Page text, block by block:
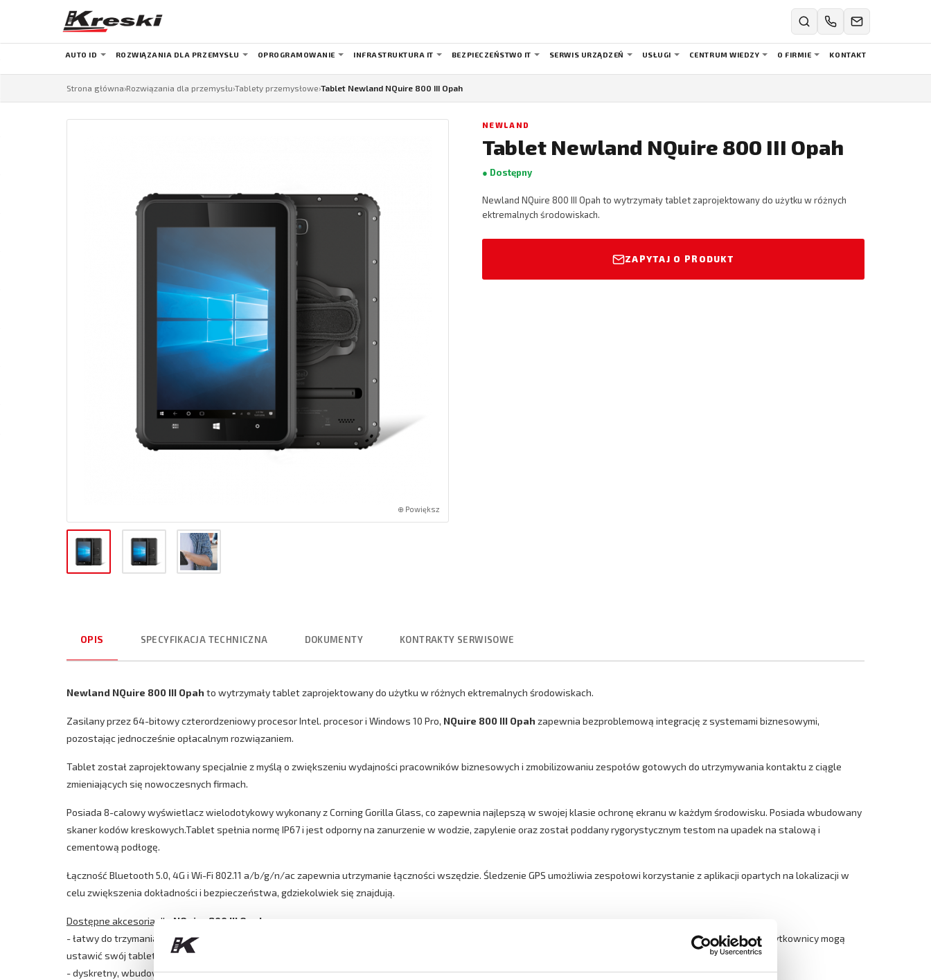
AUTO ID ROZWIĄZANIA DLA PRZEMYSŁU OPROGRAMOWANIE INFRASTRUKTURA IT BEZPIECZEŃSTWO IT SERWIS URZĄDZEŃ USŁUGI CENTRUM WIEDZY O FIRMIE KONTAKT
Strona główna›Rozwiązania dla przemysłu›Tablety przemysłowe›Tablet Newland NQuire 800 III Opah
⊕ Powiększ
NEWLAND
Tablet Newland NQuire 800 III Opah
● Dostępny
Newland NQuire 800 III Opah to wytrzymały tablet zaprojektowany do użytku w różnych
ektremalnych środowiskach.
ZAPYTAJ O PRODUKT
OPIS SPECYFIKACJA TECHNICZNA DOKUMENTY KONTRAKTY SERWISOWE
Newland NQuire 800 III Opah to wytrzymały tablet zaprojektowany do użytku w różnych ektremalnych środowiskach.
Zasilany przez 64-bitowy czterordzeniowy procesor Intel. procesor i Windows 10 Pro, NQuire 800 III Opah zapewnia bezproblemową integrację z systemami biznesowymi,
pozostając jednocześnie opłacalnym rozwiązaniem.
Tablet został zaprojektowany specjalnie z myślą o zwiększeniu wydajności pracowników biznesowych i zmobilizowaniu zespołów gotowych do utrzymywania kontaktu z ciągle
zmieniających się nowoczesnych firmach.
Posiada 8-calowy wyświetlacz wielodotykowy wykonany z Corning Gorilla Glass, co zapewnia najlepszą w swojej klasie ochronę ekranu w każdym środowisku. Posiada wbudowany
skaner kodów kreskowych.Tablet spełnia normę IP67 i jest odporny na zanurzenie w wodzie, zapylenie oraz został poddany rygorystycznym testom na upadek na stalową i
cementową podłogę.
Łączność Bluetooth 5.0, 4G i Wi-Fi 802.11 a/b/g/n/ac zapewnia utrzymanie łączności wszędzie. Śledzenie GPS umożliwia zespołowi korzystanie z aplikacji opartych na lokalizacji w
celu zwiększenia dokładności i bezpieczeństwa, gdziekolwiek się znajdują.
Dostępne akcesoria dla NQuire 800 III Opah
- łatwy do trzymania pasek na rękę ma całkowicie zdejmowaną tylną płytkę, która bezpiecznie wkręca się w główny korpus tabletu. Dzięki rotacji o 360 stopni użytkownicy mogą
ustawić swój tablet w orientacji pionowej lub poziomej, aby ułatwić obsługę.|
- dyskretny, wbudowany rysik pojemnościowy zapewnia precyzyjną nawigację i został zaprojektowany tak, aby wspomóc funkcjonowanie każdego pracownika.